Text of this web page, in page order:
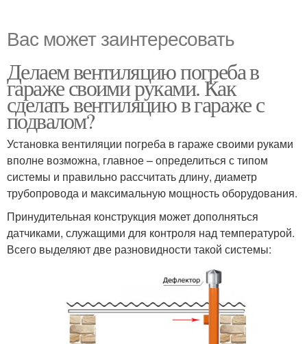
Вас может заинтересовать
Делаем вентиляцию погреба в
гараже своими руками. Как
сделать вентиляцию в гараже с
подвалом?
Установка вентиляции погреба в гараже своими руками
вполне возможна, главное – определиться с типом
системы и правильно рассчитать длину, диаметр
трубопровода и максимальную мощность оборудования.
Принудительная конструкция может дополняться
датчиками, служащими для контроля над температурой.
Всего выделяют две разновидности такой системы: